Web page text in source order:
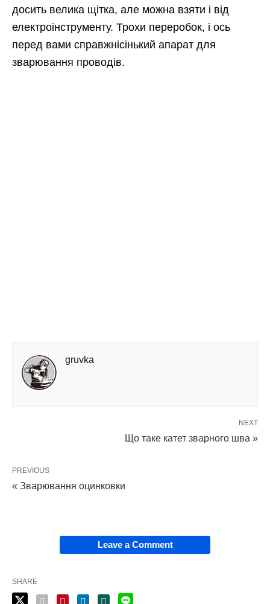
досить велика щітка, але можна взяти і від
електроінструменту. Трохи переробок, і ось
перед вами справжнісінький апарат для
зварювання проводів.
gruvka
NEXT
Що таке катет зварного шва »
PREVIOUS
« Зварювання оцинковки
Leave a Comment
SHARE